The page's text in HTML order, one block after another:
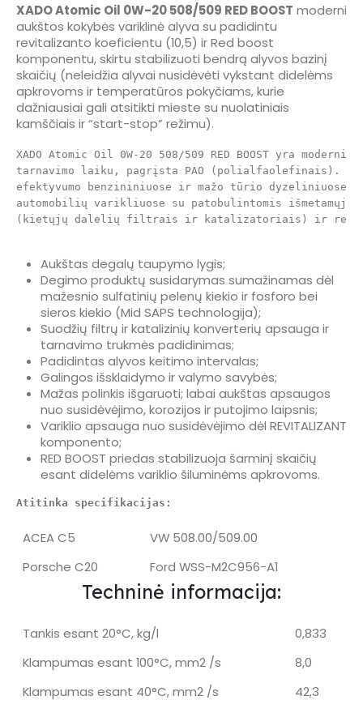
XADO Atomic Oil 0W-20 508/509 RED BOOST moderni
aukštos kokybės variklinė alyva su padidintu
revitalizanto koeficientu (10,5) ir Red boost
komponentu, skirtu stabilizuoti bendrą alyvos bazinį
skaičių (neleidžia alyvai nusidėvėti vykstant didelėms
apkrovoms ir temperatūros pokyčiams, kurie
dažniausiai gali atsitikti mieste su nuolatiniais
kamščiais ir “start-stop” režimu).
XADO Atomic Oil 0W-20 508/509 RED BOOST yra
tarnavimo laiku, pagrįsta PAO (polialfaolefinais).
efektyvumo benzininiuose ir mažo tūrio dyzeliniuose
automobilių varikliuose su patobulintomis išmetamųjų
(kietųjų dalelių filtrais ir katalizatoriais) ir
Aukštas degalų taupymo lygis;
Degimo produktų susidarymas sumažinamas dėl
mažesnio sulfatinių pelenų kiekio ir fosforo bei
sieros kiekio (Mid SAPS technologija);
Suodžių filtrų ir katalizinių konverterių apsauga ir
tarnavimo trukmės padidinimas;
Padidintas alyvos keitimo intervalas;
Galingos išsklaidymo ir valymo savybės;
Mažas polinkis išgaruoti; labai aukštas apsaugos
nuo susidėvėjimo, korozijos ir putojimo laipsnis;
Variklio apsauga nuo susidėvėjimo dėl REVITALIZANT
komponento;
RED BOOST priedas stabilizuoja šarminį skaičių
esant didelėms variklio šiluminėms apkrovoms.
Atitinka specifikacijas:
ACEA C5
VW 508.00/509.00
Porsche C20
Ford WSS-M2C956-A1
Techninė informacija:
Tankis esant 20°C, kg/l
0,833
Klampumas esant 100°C, mm2 /s
8,0
Klampumas esant 40°C, mm2 /s
42,3